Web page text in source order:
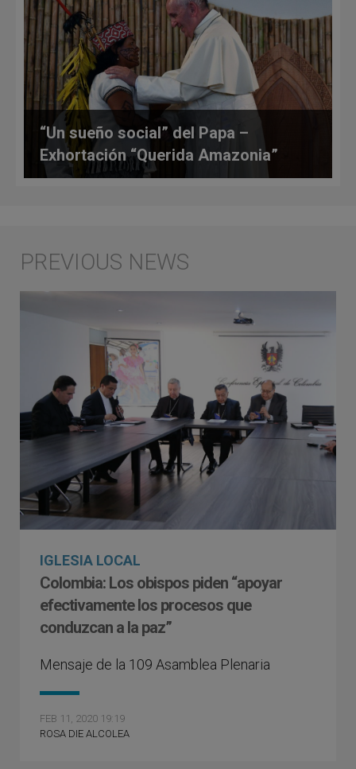
“Un sueño social” del Papa –
Exhortación “Querida Amazonia”
IGLESIA LOCAL
Colombia: Los obispos piden “apoyar
efectivamente los procesos que
conduzcan a la paz”
Mensaje de la 109 Asamblea Plenaria
FEB 11, 2020 19:19
ROSA DIE ALCOLEA